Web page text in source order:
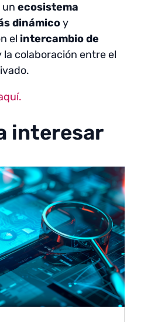
un ecosistema
dinámicoy
el intercambio de
colaboración entre el
interesar